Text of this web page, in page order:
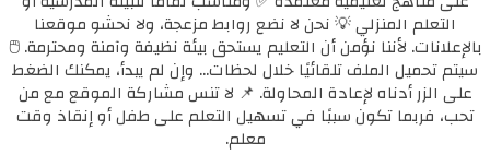
التعلم المنزلي 💡 نحن لا نضع روابط مزعجة، ولا نحشو موقعنا
بالإعلانات. لأننا نؤمن أن التعليم يستحق بيئة نظيفة وآمنة ومحترمة. 🖱️
سيتم تحميل الملف تلقائيًا خلال لحظات... وإن لم يبدأ، يمكنك الضغط
على الزر أدناه لإعادة المحاولة. 📌 لا تنس مشاركة الموقع مع من
تحب، فربما تكون سببًا في تسهيل التعلم على طفل أو إنقاذ وقت
معلم.